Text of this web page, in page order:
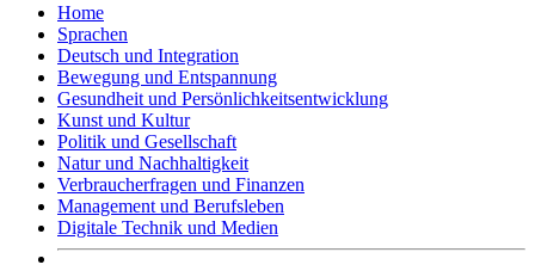
Home
Sprachen
Deutsch und Integration
Bewegung und Entspannung
Gesundheit und Persönlichkeitsentwicklung
Kunst und Kultur
Politik und Gesellschaft
Natur und Nachhaltigkeit
Verbraucherfragen und Finanzen
Management und Berufsleben
Digitale Technik und Medien